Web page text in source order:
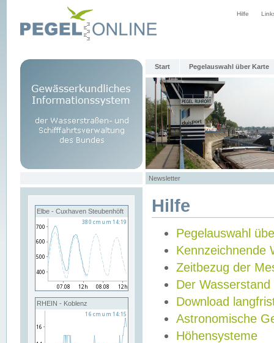
Hilfe
Start Pegelauswahl über Karte
Newsletter
Elbe - Cuxhaven Steubenhöft
RHEIN - Koblenz
Hilfe
Pegelauswahl
Kennzeichnende
Zeitbezug der
Der Wasserstand
Download
Astronomische
Höhensysteme